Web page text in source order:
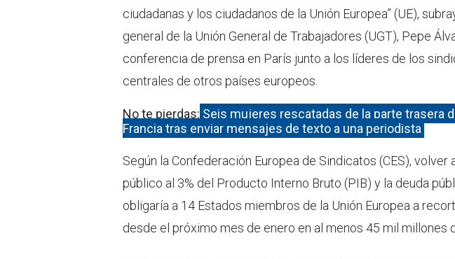
ciudadanas y los ciudadanos de la Unión Europea” (UE),
general de la Unión General de Trabajadores (UGT), Pepe
conferencia de prensa en París junto a los líderes de los
centrales de otros países europeos.
No te pierdas: Seis mujeres rescatadas de la parte trasera
Francia tras enviar mensajes de texto a una periodista
Según la Confederación Europea de Sindicatos (CES), volver
público al 3% del Producto Interno Bruto (PIB) y la deuda
obligaría a 14 Estados miembros de la Unión Europea a
desde el próximo mes de enero en al menos 45 mil millones